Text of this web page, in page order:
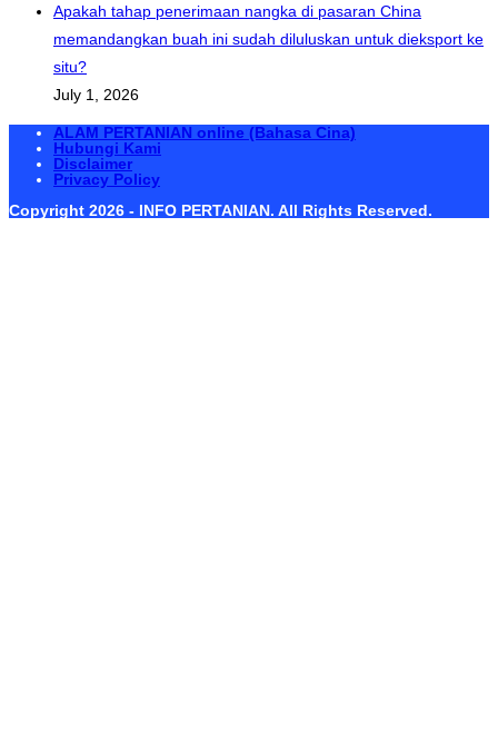
Apakah tahap penerimaan nangka di pasaran China
memandangkan buah ini sudah diluluskan untuk dieksport ke
situ?
July 1, 2026
ALAM PERTANIAN online (Bahasa Cina)
Hubungi Kami
Disclaimer
Privacy Policy
Copyright 2026 - INFO PERTANIAN. All Rights Reserved.